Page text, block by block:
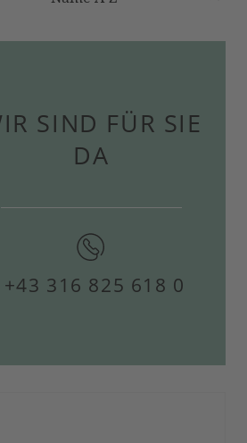
SIND FÜR SIE
DA
+43 316 825 618 0